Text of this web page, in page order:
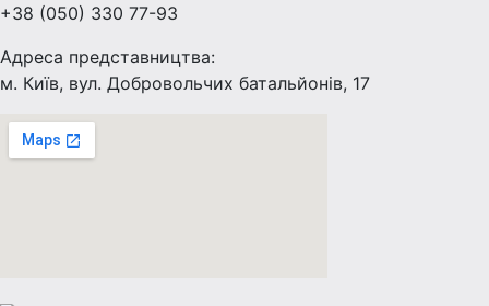
+38 (050) 330 77-93
Адреса представництва:
м. Київ, вул. Добровольчих батальйонів, 17